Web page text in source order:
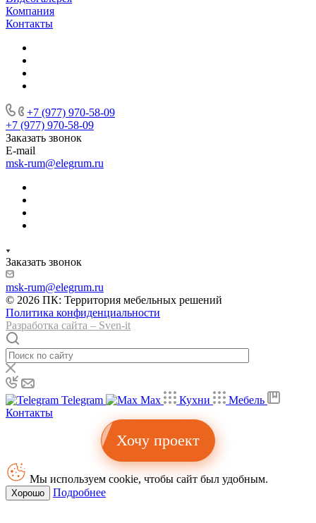
Компания
Контакты
+7 (977) 970-58-09
+7 (977) 970-58-09
Заказать звонок
E-mail
msk-rum@elegrum.ru
Заказать звонок
msk-rum@elegrum.ru
© 2026 ПК: Территория мебельных решений
Политика конфиденциальности
Разработка сайта – Sven-it
Telegram Max Кухни
Мебель
Контакты
Хочу проект
Мы используем cookie, чтобы сайт был удобным.
Хорошо Подробнее